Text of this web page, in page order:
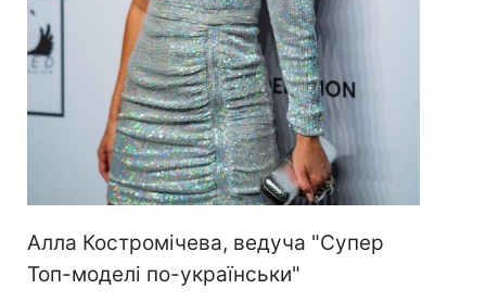
Алла Костромічева, ведуча "Супер
Топ-моделі по-українськи"